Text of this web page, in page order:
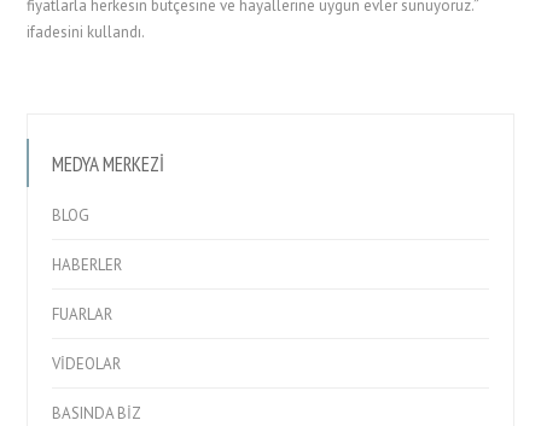
fiyatlarla herkesin bütçesine ve hayallerine uygun evler sunuyoruz.”
ifadesini kullandı.
MEDYA MERKEZI
BLOG
HABERLER
FUARLAR
VIDEOLAR
BASINDA BIZ